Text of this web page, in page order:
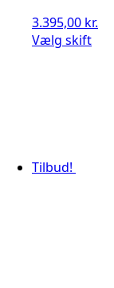
3.395,00 kr.
Vælg skift
Tilbud!